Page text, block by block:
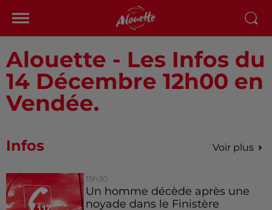
Alouette - Les Infos du
14 Décembre 12h00 en
Vendée.
Infos Voir plus
15h30
Un homme décède après une
noyade dans le Finistère